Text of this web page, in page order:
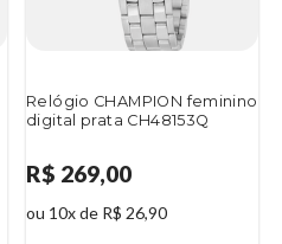
Relógio CHAMPION feminino
digital prata CH48153Q
R$ 269,00
ou 10x de R$ 26,90